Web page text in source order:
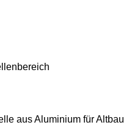
aus Aluminium für Altbau